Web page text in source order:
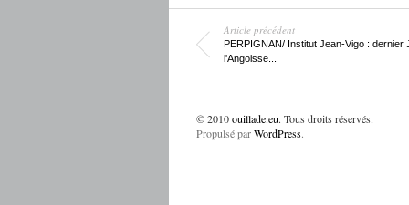
Article précédent
PERPIGNAN/ Institut Jean-Vigo : dernier
l'Angoisse...
© 2010ouillade.eu. Tous droits réservés.
Propulsé parWordPress.